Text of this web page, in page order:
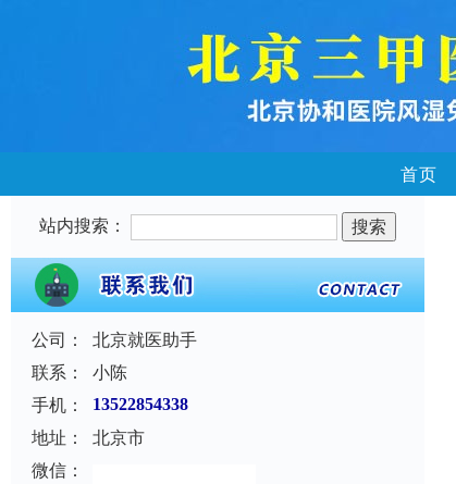
首页
站内搜索：
公司：
北京就医助手
联系：
小陈
手机：
13522854338
地址：
北京市
微信：